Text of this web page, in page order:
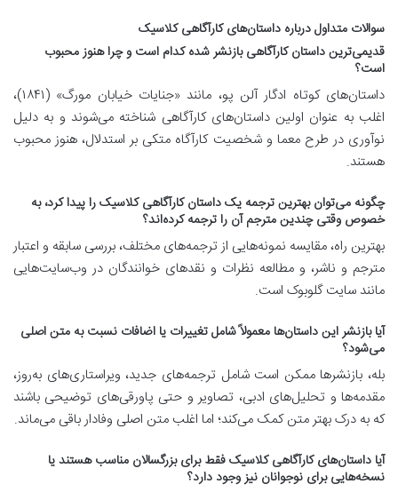
سوالات متداول درباره داستان‌های کارآگاهی کلاسیک
قدیمی‌ترین داستان کارآگاهی بازنشر شده کدام است و چرا هنوز محبوب
است؟
داستان‌های کوتاه ادگار آلن پو، مانند «جنایات خیابان مورگ» (۱۸۴۱)،
اغلب به عنوان اولین داستان‌های کارآگاهی شناخته می‌شوند و به دلیل
نوآوری در طرح معما و شخصیت کارآگاه متکی بر استدلال، هنوز محبوب
هستند.
چگونه می‌توان بهترین ترجمه یک داستان کارآگاهی کلاسیک را پیدا کرد، به
خصوص وقتی چندین مترجم آن را ترجمه کرده‌اند؟
بهترین راه، مقایسه نمونه‌هایی از ترجمه‌های مختلف، بررسی سابقه و اعتبار
مترجم و ناشر، و مطالعه نظرات و نقدهای خوانندگان در وب‌سایت‌هایی
مانند سایت گلوبوک است.
آیا بازنشر این داستان‌ها معمولاً شامل تغییرات یا اضافات نسبت به متن اصلی
می‌شود؟
بله، بازنشرها ممکن است شامل ترجمه‌های جدید، ویراستاری‌های به‌روز،
مقدمه‌ها و تحلیل‌های ادبی، تصاویر و حتی پاورقی‌های توضیحی باشند
که به درک بهتر متن کمک می‌کند؛ اما اغلب متن اصلی وفادار باقی می‌ماند.
آیا داستان‌های کارآگاهی کلاسیک فقط برای بزرگسالان مناسب هستند یا
نسخه‌هایی برای نوجوانان نیز وجود دارد؟